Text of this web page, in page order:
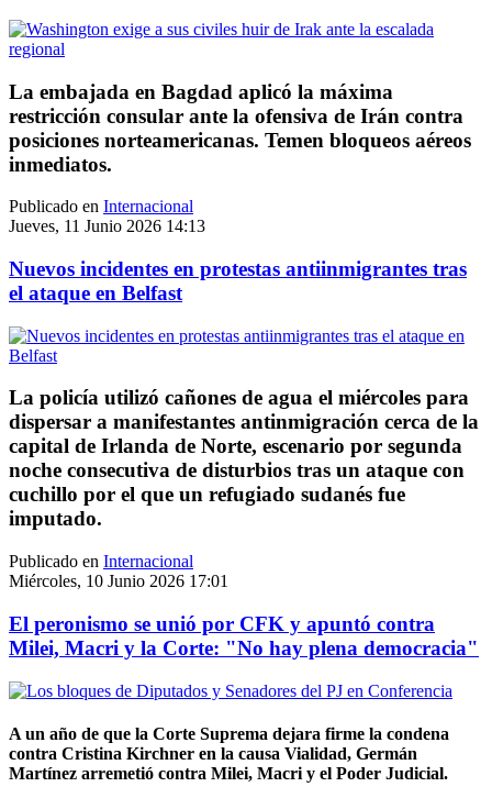
La embajada en Bagdad aplicó la máxima
restricción consular ante la ofensiva de Irán contra
posiciones norteamericanas. Temen bloqueos aéreos
inmediatos.
Publicado en Internacional
Jueves, 11 Junio 2026 14:13
Nuevos incidentes en protestas antiinmigrantes tras
el ataque en Belfast
La policía utilizó cañones de agua el miércoles para
dispersar a manifestantes antinmigración cerca de la
capital de Irlanda de Norte, escenario por segunda
noche consecutiva de disturbios tras un ataque con
cuchillo por el que un refugiado sudanés fue
imputado.
Publicado en Internacional
Miércoles, 10 Junio 2026 17:01
El peronismo se unió por CFK y apuntó contra
Milei, Macri y la Corte: "No hay plena democracia"
A un año de que la Corte Suprema dejara firme la condena
contra Cristina Kirchner en la causa Vialidad, Germán
Martínez arremetió contra Milei, Macri y el Poder Judicial.